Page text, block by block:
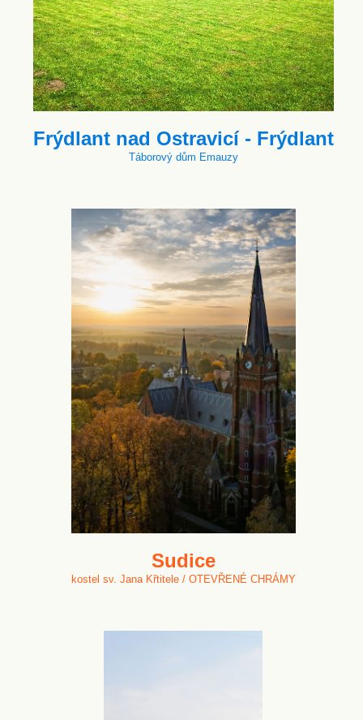
Frýdlant nad Ostravicí - Frýdlant
Táborový dům Emauzy
Sudice
kostel sv. Jana Křtitele / OTEVŘENÉ CHRÁMY